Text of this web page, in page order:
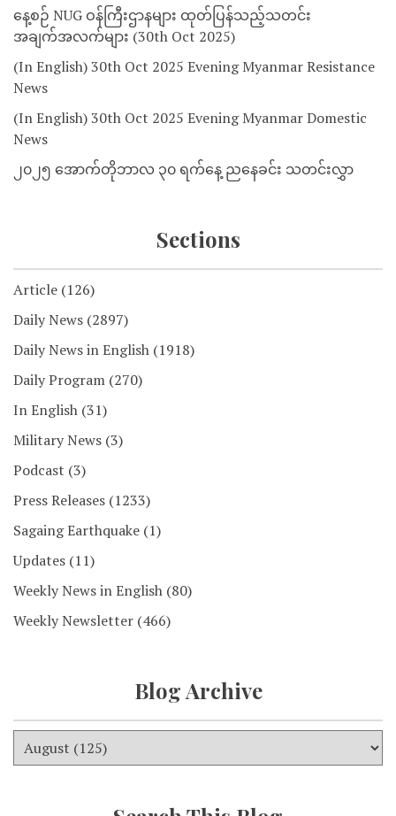
နေ့စဉ် NUG ဝန်ကြီးဌာနများ ထုတ်ပြန်သည့်သတင်း
အချက်အလက်များ (30th Oct 2025)
(In English) 30th Oct 2025 Evening Myanmar Resistance
News
(In English) 30th Oct 2025 Evening Myanmar Domestic
News
၂၀၂၅ အောက်တိုဘာလ ၃၀ ရက်နေ့ ညနေခင်း သတင်းလွှာ
Sections
Article (126)
Daily News (2897)
Daily News in English (1918)
Daily Program (270)
In English (31)
Military News (3)
Podcast (3)
Press Releases (1233)
Sagaing Earthquake (1)
Updates (11)
Weekly News in English (80)
Weekly Newsletter (466)
Blog Archive